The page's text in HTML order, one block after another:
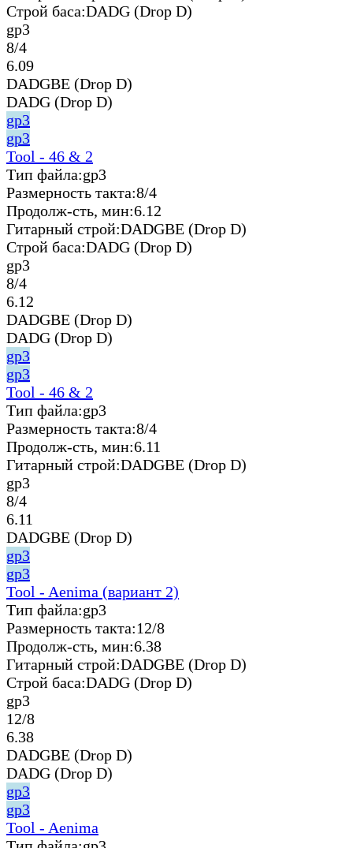
Строй баса:DADG (Drop D)
gp3
8/4
6.09
DADGBE (Drop D)
DADG (Drop D)
gp3
gp3
Tool - 46 & 2
Тип файла:gp3
Размерность такта:8/4
Продолж-сть, мин:6.12
Гитарный строй:DADGBE (Drop D)
Строй баса:DADG (Drop D)
gp3
8/4
6.12
DADGBE (Drop D)
DADG (Drop D)
gp3
gp3
Tool - 46 & 2
Тип файла:gp3
Размерность такта:8/4
Продолж-сть, мин:6.11
Гитарный строй:DADGBE (Drop D)
gp3
8/4
6.11
DADGBE (Drop D)
gp3
gp3
Tool - Aenima (вариант 2)
Тип файла:gp3
Размерность такта:12/8
Продолж-сть, мин:6.38
Гитарный строй:DADGBE (Drop D)
Строй баса:DADG (Drop D)
gp3
12/8
6.38
DADGBE (Drop D)
DADG (Drop D)
gp3
gp3
Tool - Aenima